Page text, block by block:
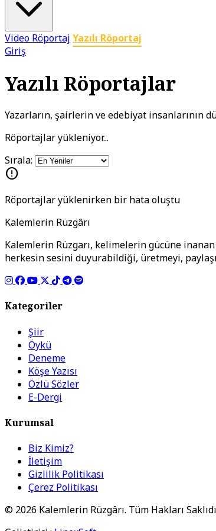
Video Röportaj Yazılı Röportaj
Giriş
Yazılı Röportajlar
Yazarların, şairlerin ve edebiyat insanlarının
Röportajlar yükleniyor...
Sırala:
error
Röportajlar yüklenirken bir hata oluştu
Kalemlerin Rüzgârı
Kalemlerin Rüzgarı, kelimelerin gücüne
herkesin sesini duyurabildiği, üretmeyi,
Kategoriler
Şiir
Öykü
Deneme
Köşe Yazısı
Özlü Sözler
E-Dergi
Kurumsal
Biz Kimiz?
İletişim
Gizlilik Politikası
Çerez Politikası
© 2026 Kalemlerin Rüzgârı. Tüm Hakları